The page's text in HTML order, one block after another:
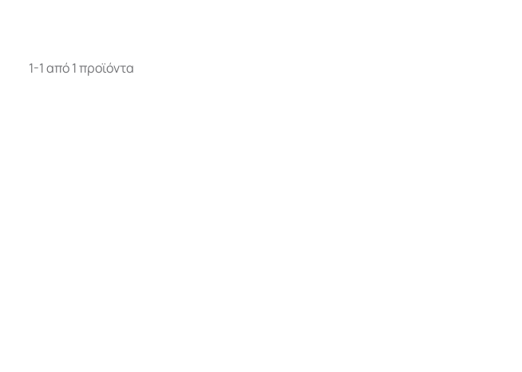
1-1 από 1 προϊόντα